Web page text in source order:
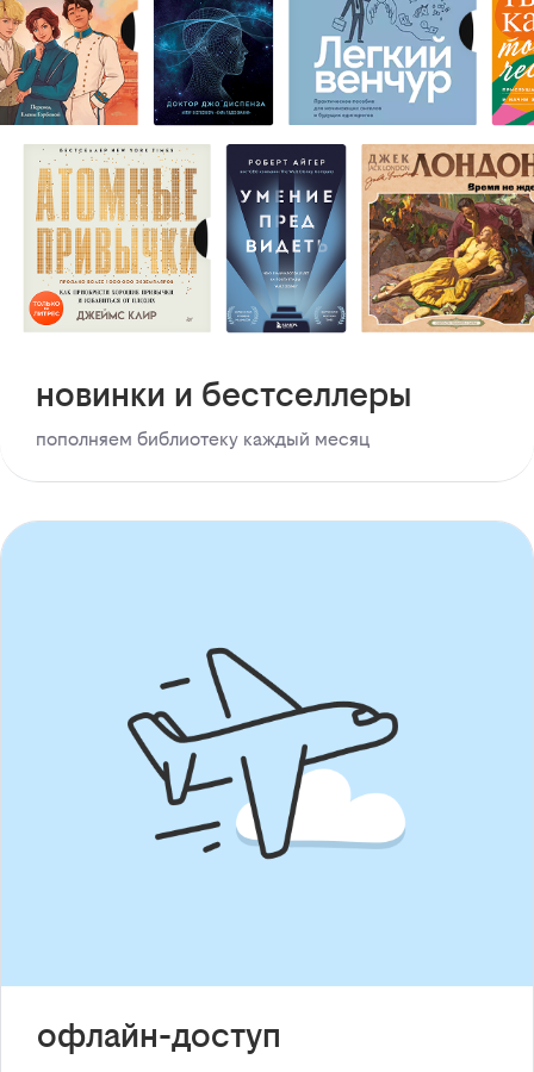
новинки и бестселлеры
пополняем библиотеку каждый месяц
офлайн-доступ